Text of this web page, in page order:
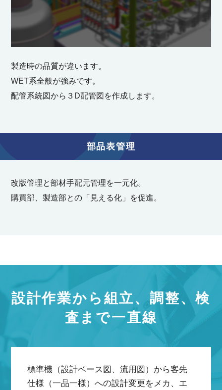
製造時の品質が違います。
WET系全般が強みです。
配管系統図から３D配管図を作成します。
部品表管理
改版管理と部材手配元管理を一元化。
購買部、製造部との「見える化」を促進。
設計作業から組立、調整、検
査まで一直線
標準機（設計ベース図、流用図）から客先
仕様（一品一様）への設計変更をメカ、エ